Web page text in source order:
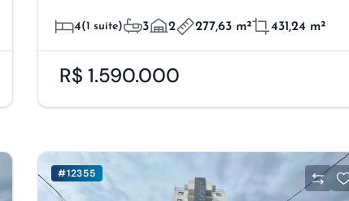
4(1 suíte) 3 2 277,63 m² 431,24 m²
R$ 1.590.000
#12355